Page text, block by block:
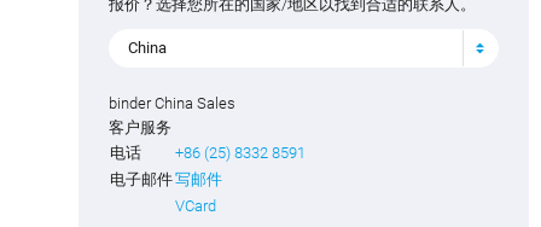
报价？选择您所在的国家/地区以找到合适的联系人。
China
binder China Sales
客户服务
电话
+86 (25) 8332 8591
电子邮件写邮件
VCard